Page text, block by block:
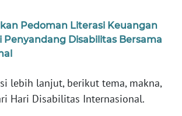
Pedoman Literasi Keuangan
Penyandang Disabilitas Bersama
lebih lanjut, berikut tema, makna,
Hari Disabilitas Internasional.